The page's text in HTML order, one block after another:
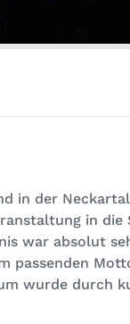
in der
in die
war absolut
passenden
wurde durch